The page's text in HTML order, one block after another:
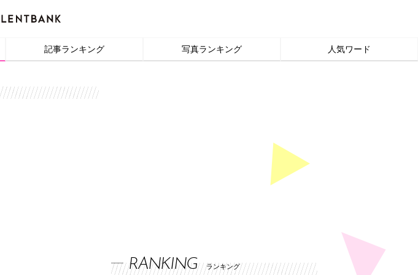
記事ランキング 写真ランキング 人気ワード
RANKING ランキング